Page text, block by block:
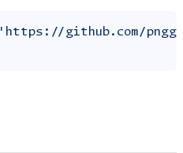
'https://github.com/